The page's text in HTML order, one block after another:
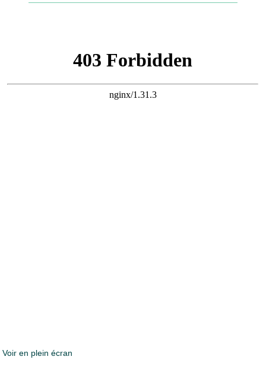
Voir en plein écran